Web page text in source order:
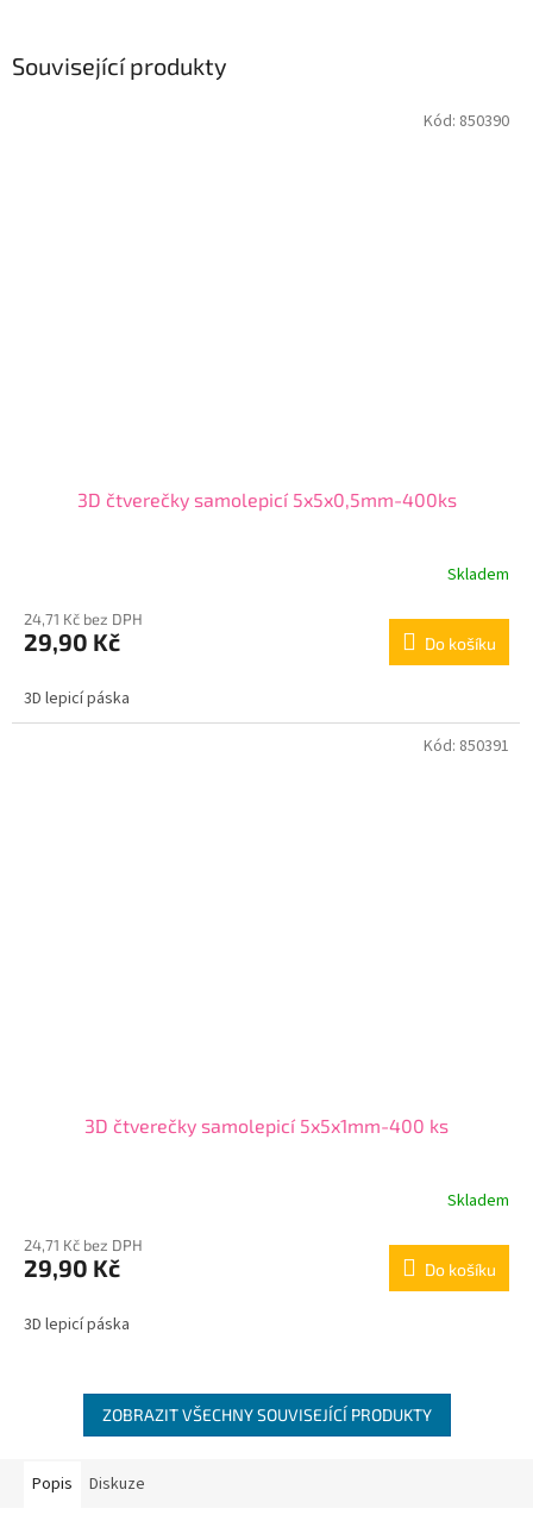
Související produkty
3D čtverečky samolepicí 5x5x0,5mm-400ks
Skladem
24,71 Kč bez DPH
29,90 Kč Do košíku
3D lepicí páska
Kód: 850390
3D čtverečky samolepicí 5x5x1mm-400 ks
Skladem
24,71 Kč bez DPH
29,90 Kč Do košíku
3D lepicí páska
Kód: 850391
ZOBRAZIT VŠECHNY SOUVISEJÍCÍ PRODUKTY
Popis Diskuze